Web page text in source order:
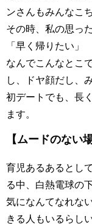
ンさんもみんなこ
その時、私の思っ
「早く帰りたい」
なんでこんなとこ
し、ドヤ顔だし、
初デートでも、長
ます。
【ムードのない
育児あるあるとし
る中、白熱電球の
気になんてなれな
きる人もいるらし